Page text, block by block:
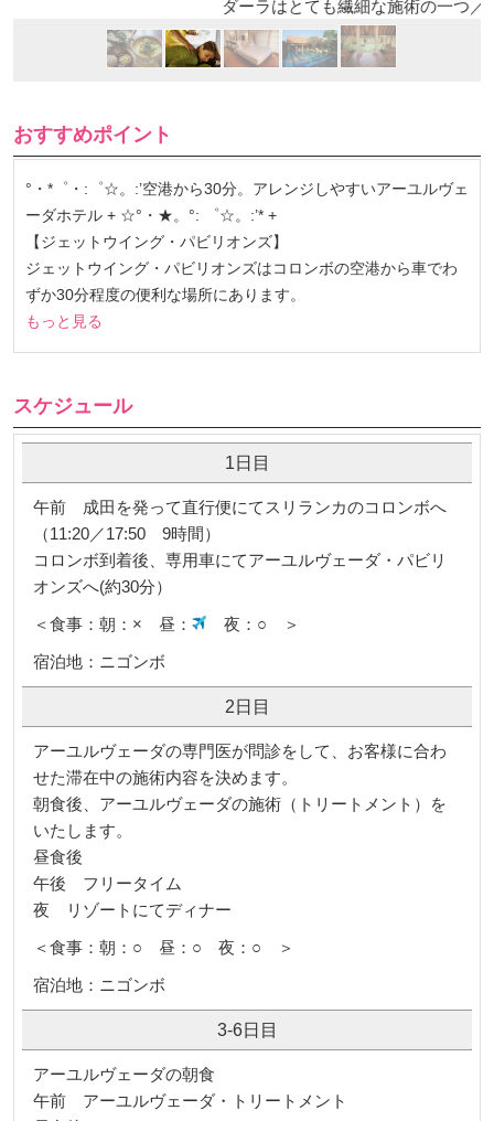
ダーラはとても繊細な施術の一つ／一例
おすすめポイント
°・*゜・:゜☆。:’空港から30分。アレンジしやすいアーユルヴェ
ーダホテル + ☆°・★。°: ゜☆。:’* +
【ジェットウイング・パビリオンズ】
ジェットウイング・パビリオンズはコロンボの空港から車でわ
ずか30分程度の便利な場所にあります。
もっと見る
スケジュール
1日目
午前 成田を発って直行便にてスリランカのコロンボへ
（11:20／17:50 9時間）
コロンボ到着後、専用車にてアーユルヴェーダ・パビリ
オンズへ(約30分）
＜食事：朝：× 昼：
夜：○ ＞
宿泊地：ニゴンボ
2日目
アーユルヴェーダの専門医が問診をして、お客様に合わ
せた滞在中の施術内容を決めます。
朝食後、アーユルヴェーダの施術（トリートメント）を
いたします。
昼食後
午後 フリータイム
夜 リゾートにてディナー
＜食事：朝：○ 昼：○ 夜：○ ＞
宿泊地：ニゴンボ
3-6日目
アーユルヴェーダの朝食
午前 アーユルヴェーダ・トリートメント